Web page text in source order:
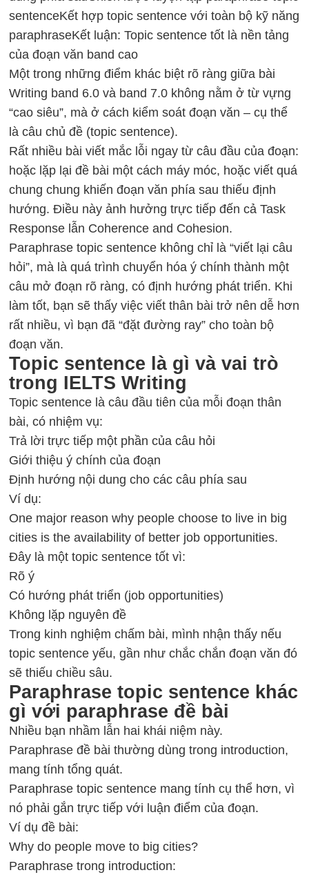
sentenceKết hợp topic sentence với toàn bộ kỹ năng
paraphraseKết luận: Topic sentence tốt là nền tảng
của đoạn văn band cao
Một trong những điểm khác biệt rõ ràng giữa bài
Writing band 6.0 và band 7.0 không nằm ở từ vựng
“cao siêu”, mà ở cách kiểm soát đoạn văn – cụ thể
là câu chủ đề (topic sentence).
Rất nhiều bài viết mắc lỗi ngay từ câu đầu của đoạn:
hoặc lặp lại đề bài một cách máy móc, hoặc viết quá
chung chung khiến đoạn văn phía sau thiếu định
hướng. Điều này ảnh hưởng trực tiếp đến cả Task
Response lẫn Coherence and Cohesion.
Paraphrase topic sentence không chỉ là “viết lại câu
hỏi”, mà là quá trình chuyển hóa ý chính thành một
câu mở đoạn rõ ràng, có định hướng phát triển. Khi
làm tốt, bạn sẽ thấy việc viết thân bài trở nên dễ hơn
rất nhiều, vì bạn đã “đặt đường ray” cho toàn bộ
đoạn văn.
Topic sentence là gì và vai trò
trong IELTS Writing
Topic sentence là câu đầu tiên của mỗi đoạn thân
bài, có nhiệm vụ:
Trả lời trực tiếp một phần của câu hỏi
Giới thiệu ý chính của đoạn
Định hướng nội dung cho các câu phía sau
Ví dụ:
One major reason why people choose to live in big
cities is the availability of better job opportunities.
Đây là một topic sentence tốt vì:
Rõ ý
Có hướng phát triển (job opportunities)
Không lặp nguyên đề
Trong kinh nghiệm chấm bài, mình nhận thấy nếu
topic sentence yếu, gần như chắc chắn đoạn văn đó
sẽ thiếu chiều sâu.
Paraphrase topic sentence khác
gì với paraphrase đề bài
Nhiều bạn nhầm lẫn hai khái niệm này.
Paraphrase đề bài thường dùng trong introduction,
mang tính tổng quát.
Paraphrase topic sentence mang tính cụ thể hơn, vì
nó phải gắn trực tiếp với luận điểm của đoạn.
Ví dụ đề bài:
Why do people move to big cities?
Paraphrase trong introduction: